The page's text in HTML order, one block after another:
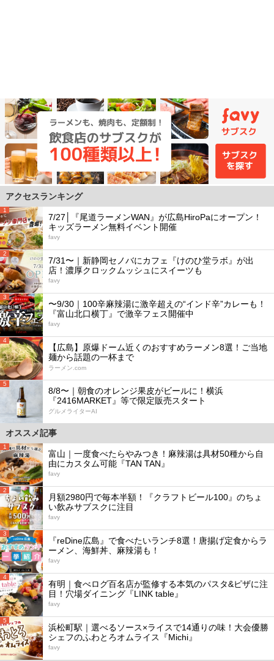
アクセスランキング
1
7/27│『尾道ラーメンWAN』が広島HiroPaにオープン！
キッズラーメン無料イベント開催
favy
2
7/31〜｜新静岡セノバにカフェ『けのひ堂ラボ』が出
店！濃厚クロックムッシュにスイーツも
favy
3
〜9/30｜100辛麻辣湯に激辛超えの“インド辛”カレーも！
『富山北口横丁』で激辛フェス開催中
favy
4
【広島】原爆ドーム近くのおすすめラーメン8選！ご当地
麺から話題の一杯まで
ラーメン.com
5
8/8〜｜朝食のオレンジ果皮がビールに！横浜
『2416MARKET』等で限定販売スタート
グルメライターAI
オススメ記事
1
富山｜一度食べたらやみつき！麻辣湯は具材50種から自
由にカスタム可能『TAN TAN』
favy
2
月額2980円で毎本半額！『クラフトビール100』のちょ
い飲みサブスクに注目
favy
3
『reDine広島』で食べたいランチ8選！唐揚げ定食からラ
ーメン、海鮮丼、麻辣湯も！
favy
4
有明｜食べログ百名店が監修する本気のパスタ&ピザに注
目！穴場ダイニング『LINK table』
favy
5
浜松町駅｜選べるソース×ライスで14通りの味！大会優勝
シェフのふわとろオムライス『Michi』
favy